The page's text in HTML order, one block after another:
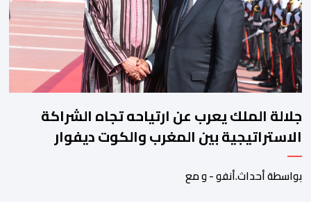
جلالة الملك يعرب عن ارتياحه تجاه الشراكة
الاستراتيجية بين المغرب والكوت ديفوار
بواسطة أحداث.أنفو - و مع